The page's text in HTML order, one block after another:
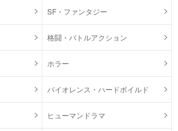
SF・ファンタジー
格闘・バトルアクション
ホラー
バイオレンス・ハードボイルド
ヒューマンドラマ